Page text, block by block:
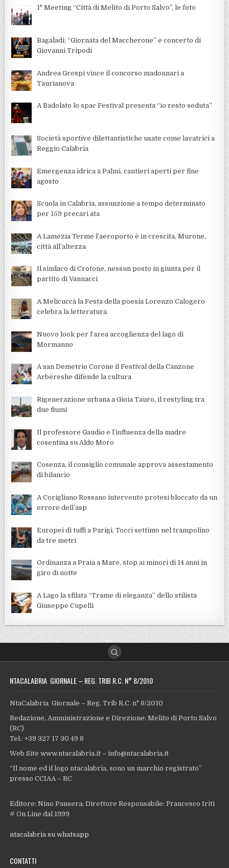
1° Meeting “Città di Melito di Porto Salvo”, le foto
Bagaladi: “Giornata del Maccherone” e concerto di
Giovanni Tripodi
Andrea Grespi vince il concorso madonnari a
Taurianova
A Badolato lo spac Festival presenta “io resto seduta”
Società sportive dilettantistiche usate come lavatrici a
Reggio Calabria
Emergenza idrica a Palmi, cantieri aperti per fine
agosto
Scuola in Calabria, assunzione a tempo determinato
per 159 precari ata
A Lamezia Terme l’aeroporto è in crescita, Murone,
città all’altezza
Il sindaco di Crotone, nessun posto in giunta per il
partito di Vannacci
A Melicuccà la Festa della poesia Lorenzo Calogero
celebra la letteratura
Nuovo look per l’area accoglienza del lago di
Mormanno
A san Demetrio Corone il Festival della Canzone
Arbëreshe difende la cultura
Rigenerazione urbana a Gioia Tauro, il restyling tra
due fiumi
Il professore Gaudio e l’influenza della madre
cosentina su Aldo Moro
Cosenza, il consiglio comunale approva assestamento
di bilancio
A Corigliano Rossano intervento protesi bloccato da un
errore dell’asp
Europei di tuffi a Parigi, Tocci settimo nel trampolino
da tre metri
Ordinanza a Praia a Mare, stop ai minori di 14 anni in
giro di notte
A Lago la sfilata “Trame di eleganza” dello stilista
Giuseppe Cupelli
NTACALABRIA GIORNALE – REG. TRIB R.C. N° 8/2010
NtaCalabria Giornale – Reg. Trib R.C. n° 8/2010
Redazione, Amministrazione e Direzione: Melito di Porto Salvo
(RC)
Tel.: +39 327 17 30 49 8
Web Site www.ntacalabria.it – info@ntacalabria.it
“Il nome ed il logo ntacalabria, sono un marchio registrato”
presso CCIAA – RC
Editore: Nino Pansera; Direttore Responsabile: Francesco Iriti
# On Line dal 1999
ntacalabria su whatsapp
CONTATTI